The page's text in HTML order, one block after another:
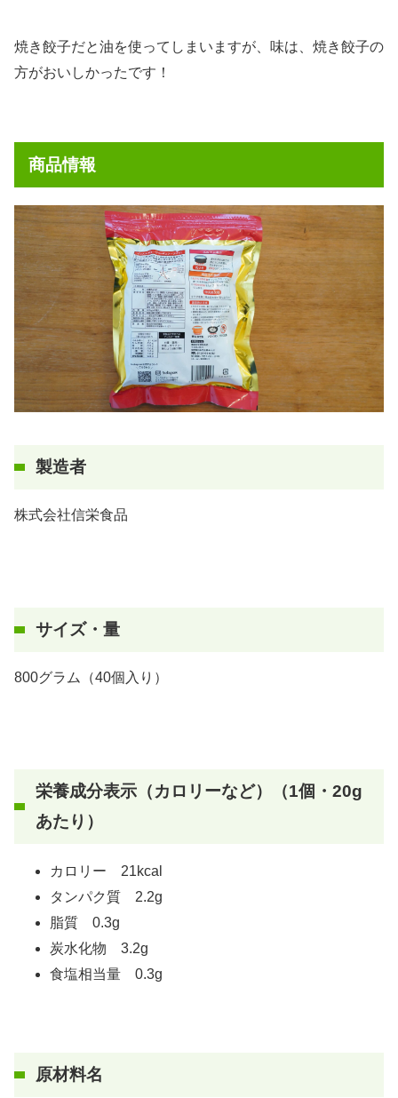
焼き餃子だと油を使ってしまいますが、味は、焼き餃子の
方がおいしかったです！
商品情報
製造者
株式会社信栄食品
サイズ・量
800グラム（40個入り）
栄養成分表示（カロリーなど）（1個・20g
あたり）
カロリー 21kcal
タンパク質 2.2g
脂質 0.3g
炭水化物 3.2g
食塩相当量 0.3g
原材料名